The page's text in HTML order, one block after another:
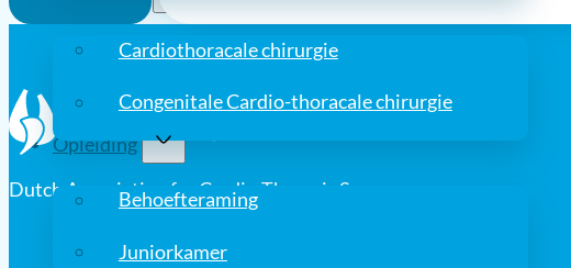
Cardiothoracale chirurgie
Congenitale Cardio-thoracale chirurgie
Opleiding
Behoefteraming
Juniorkamer
Dutch Association for Cardio-Thoracic Surgery